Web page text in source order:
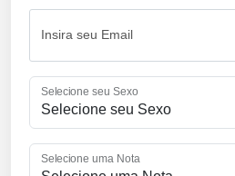
Insira seu Email
Selecione seu Sexo
Selecione uma Nota